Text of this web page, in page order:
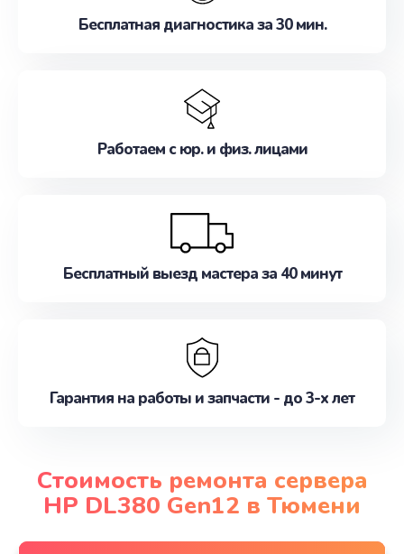
Бесплатная диагностика за 30 мин.
Работаем с юр. и физ. лицами
Бесплатный выезд мастера за 40 минут
Гарантия на работы и запчасти - до 3-х лет
Стоимость ремонта сервера
HP DL380 Gen12 в Тюмени